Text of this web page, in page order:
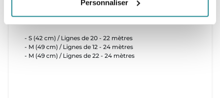
Personnaliser
Tailles
- S (42 cm) / Lignes de 20 - 22 mètres
- M (49 cm) / Lignes de 12 - 24 mètres
- M (49 cm) / Lignes de 22 - 24 mètres